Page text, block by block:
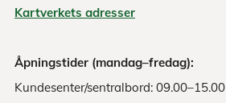
Kartverkets adresser
Åpningstider (mandag–fredag):
Kundesenter/sentralbord: 09.00–15.00